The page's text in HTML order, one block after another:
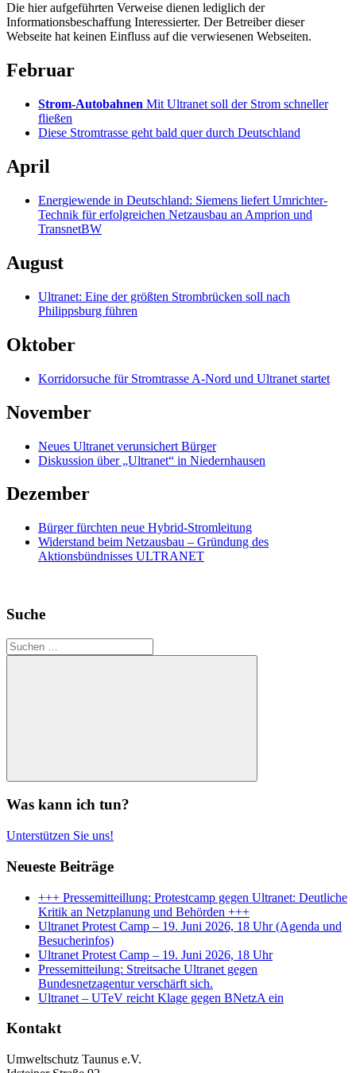
Die hier aufgeführten Verweise dienen lediglich der
Informationsbeschaffung Interessierter. Der Betreiber dieser
Webseite hat keinen Einfluss auf die verwiesenen Webseiten.
Februar
Strom-Autobahnen Mit Ultranet soll der Strom schneller
fließen
Diese Stromtrasse geht bald quer durch Deutschland
April
Energiewende in Deutschland: Siemens liefert Umrichter-
Technik für erfolgreichen Netzausbau an Amprion und
TransnetBW
August
Ultranet: Eine der größten Strombrücken soll nach
Philippsburg führen
Oktober
Korridorsuche für Stromtrasse A-Nord und Ultranet startet
November
Neues Ultranet verunsichert Bürger
Diskussion über „Ultranet“ in Niedernhausen
Dezember
Bürger fürchten neue Hybrid-Stromleitung
Widerstand beim Netzausbau – Gründung des
Aktionsbündnisses ULTRANET
Suche
Suchen
nach:
Suchen
Was kann ich tun?
Unterstützen Sie uns!
Neueste Beiträge
+++ Pressemitteillung: Protestcamp gegen Ultranet: Deutliche
Kritik an Netzplanung und Behörden +++
Ultranet Protest Camp – 19. Juni 2026, 18 Uhr (Agenda und
Besucherinfos)
Ultranet Protest Camp – 19. Juni 2026, 18 Uhr
Pressemitteilung: Streitsache Ultranet gegen
Bundesnetzagentur verschärft sich.
Ultranet – UTeV reicht Klage gegen BNetzA ein
Kontakt
Umweltschutz Taunus e.V.